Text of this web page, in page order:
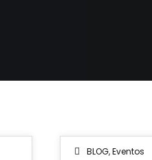
BLOG,Eventos